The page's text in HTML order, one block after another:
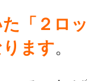
「２ロ
ます。